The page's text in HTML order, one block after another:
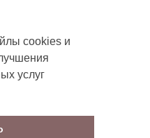
cookies и
услуг